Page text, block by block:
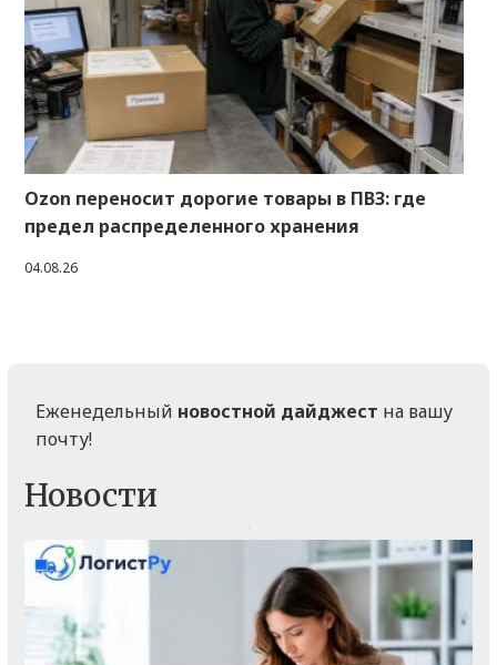
Ozon переносит дорогие товары в ПВЗ: где
предел распределенного хранения
04.08.26
Еженедельный новостной дайджест на вашу
почту!
Новости